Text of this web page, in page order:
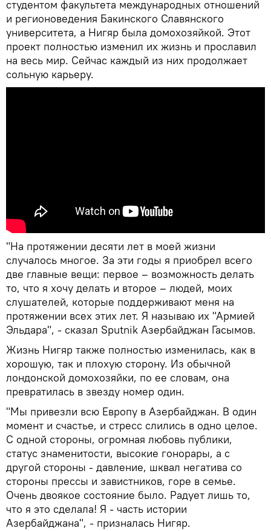
студентом факультета международных отношений
и регионоведения Бакинского Славянского
университета, а Нигяр была домохозяйкой. Этот
проект полностью изменил их жизнь и прославил
на весь мир. Сейчас каждый из них продолжает
сольную карьеру.
"На протяжении десяти лет в моей жизни
случалось многое. За эти годы я приобрел всего
две главные вещи: первое – возможность делать
то, что я хочу делать и второе – людей, моих
слушателей, которые поддерживают меня на
протяжении всех этих лет. Я называю их "Армией
Эльдара", - сказал Sputnik Азербайджан Гасымов.
Жизнь Нигяр также полностью изменилась, как в
хорошую, так и плохую сторону. Из обычной
лондонской домохозяйки, по ее словам, она
превратилась в звезду номер один.
"Мы привезли всю Европу в Азербайджан. В один
момент и счастье, и стресс слились в одно целое.
С одной стороны, огромная любовь публики,
статус знаменитости, высокие гонорары, а с
другой стороны - давление, шквал негатива со
стороны прессы и завистников, горе в семье.
Очень двоякое состояние было. Радует лишь то,
что я это сделала! Я - часть истории
Азербайджана", - призналась Нигяр.